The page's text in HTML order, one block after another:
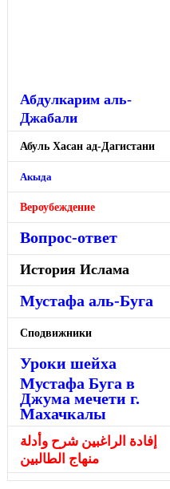
Абдулкарим аль-
Джабали
Абуль Хасан ад-Дагистани
Акыда
Вероубеждение
Вопрос-ответ
История Ислама
Мустафа аль-Буга
Сподвижники
Уроки шейха
Мустафа Буга в
Джума мечети г.
Махачкалы
إفادة الراغبين شرح وأدلة
منهاج الطالبين